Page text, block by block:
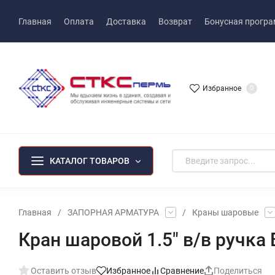
Главная Оплата Доставка Возврат Бонусная
Избранное 0
КАТАЛОГ ТОВАРОВ
Главная / ЗАПОРНАЯ АРМАТУРА / Краны шаровые
Кран шаровой 1.5" в/в ручка
Оставить отзыв Избранное Сравнение Поделиться